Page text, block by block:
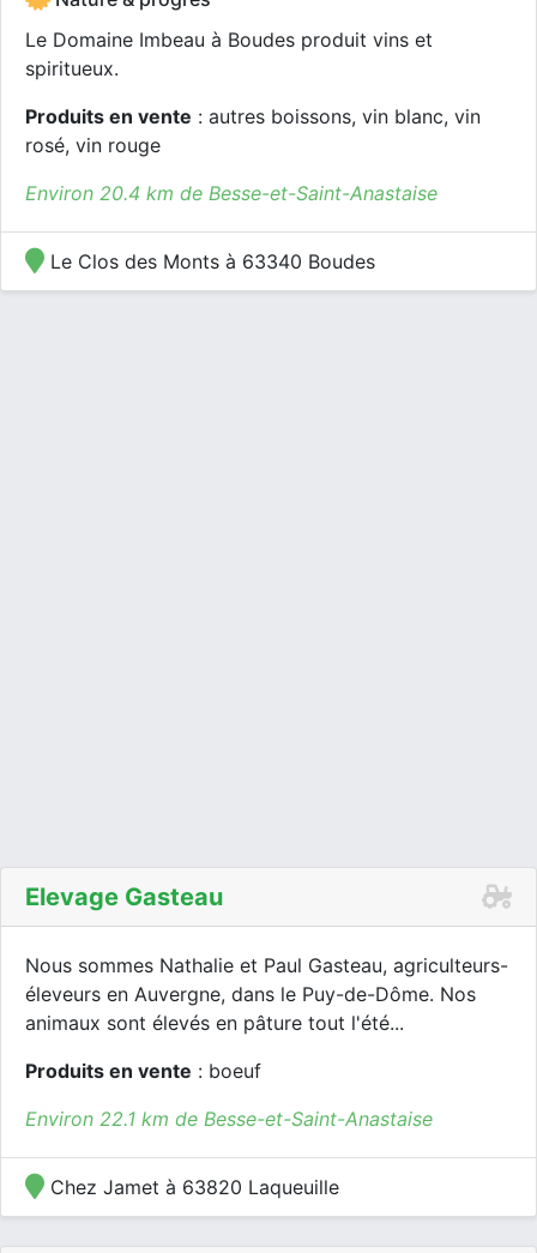
Le Domaine Imbeau à Boudes produit vins et
spiritueux.
Produits en vente : autres boissons, vin blanc, vin
rosé, vin rouge
Environ 20.4 km de Besse-et-Saint-Anastaise
Le Clos des Monts à 63340 Boudes
Elevage Gasteau
Nous sommes Nathalie et Paul Gasteau, agriculteurs-
éleveurs en Auvergne, dans le Puy-de-Dôme. Nos
animaux sont élevés en pâture tout l'été...
Produits en vente : boeuf
Environ 22.1 km de Besse-et-Saint-Anastaise
Chez Jamet à 63820 Laqueuille